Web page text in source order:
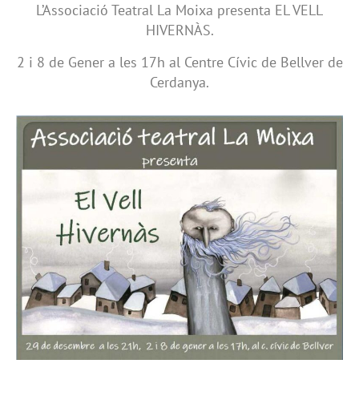
L’Associació Teatral La Moixa presenta EL VELL
HIVERNÀS.
2 i 8 de Gener a les 17h al Centre Cívic de Bellver de
Cerdanya.